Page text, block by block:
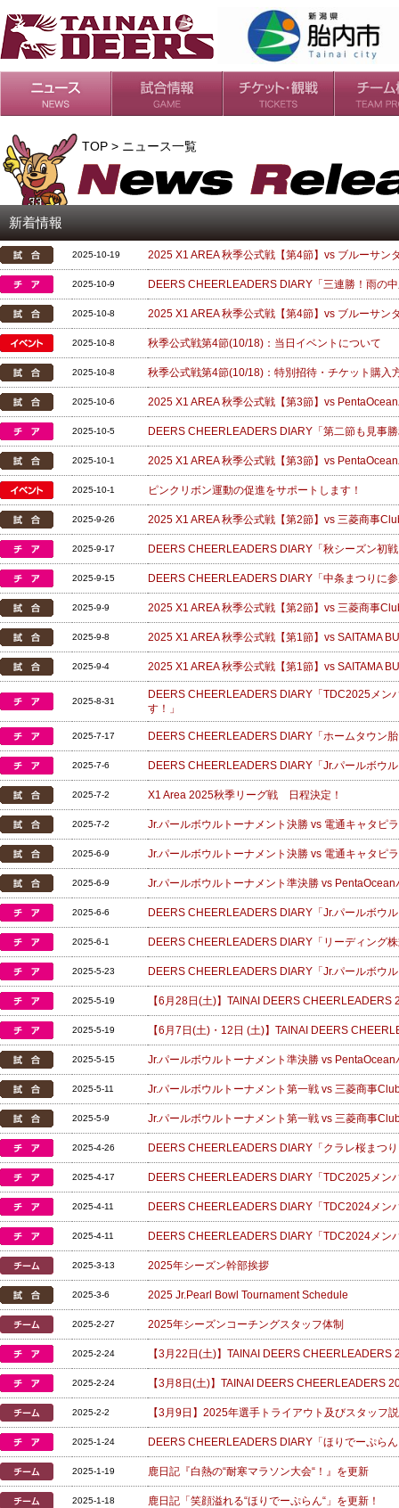
シーズンの流れ
TOP > ニュース一覧
新着情報
2025-10-19 2025 X1 AREA 秋季公式戦【第4節】vs ブルーサン
2025-10-9 DEERS CHEERLEADERS DIARY「三連勝！雨の
2025-10-8 2025 X1 AREA 秋季公式戦【第4節】vs ブルーサン
2025-10-8 秋季公式戦第4節(10/18)：当日イベントについて
2025-10-8 秋季公式戦第4節(10/18)：特別招待・チケット購入
2025-10-6 2025 X1 AREA 秋季公式戦【第3節】vs
2025-10-5 DEERS CHEERLEADERS DIARY「第二節も見事
2025-10-1 2025 X1 AREA 秋季公式戦【第3節】vs
2025-10-1 ピンクリボン運動の促進をサポートします！
2025-9-26 2025 X1 AREA 秋季公式戦【第2節】vs 三菱商事
2025-9-17 DEERS CHEERLEADERS DIARY「秋シーズン初
2025-9-15 DEERS CHEERLEADERS DIARY「中条まつりに
2025-9-9 2025 X1 AREA 秋季公式戦【第2節】vs 三菱商事
2025-9-8 2025 X1 AREA 秋季公式戦【第1節】vs SAITAMA
2025-9-4 2025 X1 AREA 秋季公式戦【第1節】vs SAITAMA
2025-8-31
DEERS CHEERLEADERS DIARY「TDC2025メン
す！」
2025-7-17 DEERS CHEERLEADERS DIARY「ホームタウン
2025-7-6 DEERS CHEERLEADERS DIARY「Jr.パールボウ
2025-7-2 X1 Area 2025秋季リーグ戦 日程決定！
2025-7-2 Jr.パールボウルトーナメント決勝 vs 電通キャタピ
2025-6-9 Jr.パールボウルトーナメント決勝 vs 電通キャタピ
2025-6-9 Jr.パールボウルトーナメント準決勝 vs
2025-6-6 DEERS CHEERLEADERS DIARY「Jr.パールボウ
2025-6-1 DEERS CHEERLEADERS DIARY「リーディング
2025-5-23 DEERS CHEERLEADERS DIARY「Jr.パールボウ
2025-5-19 【6月28日(土)】TAINAI DEERS
2025-5-19 【6月7日(土)・12日 (土)】TAINAI DEERS
2025-5-15 Jr.パールボウルトーナメント準決勝 vs
2025-5-11 Jr.パールボウルトーナメント第一戦 vs 三菱商事
2025-5-9 Jr.パールボウルトーナメント第一戦 vs 三菱商事
2025-4-26 DEERS CHEERLEADERS DIARY「クラレ桜まつ
2025-4-17 DEERS CHEERLEADERS DIARY「TDC2025メン
2025-4-11 DEERS CHEERLEADERS DIARY「TDC2024メン
2025-4-11 DEERS CHEERLEADERS DIARY「TDC2024メン
2025-3-13 2025年シーズン幹部挨拶
2025-3-6 2025 Jr.Pearl Bowl Tournament Schedule
2025-2-27 2025年シーズンコーチングスタッフ体制
2025-2-24 【3月22日(土)】TAINAI DEERS
2025-2-24 【3月8日(土)】TAINAI DEERS CHEERLEADERS
2025-2-2 【3月9日】2025年選手トライアウト及びスタッフ
2025-1-24 DEERS CHEERLEADERS DIARY「ほりでーぷら
2025-1-19 鹿日記『白熱の“耐寒マラソン大会“！』を更新
2025-1-18 鹿日記「笑顔溢れる“ほりでーぷらん“」を更新！